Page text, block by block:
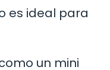
es ideal para
un mini